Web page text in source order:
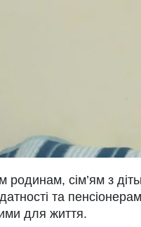
родинам, сім’ям з
та
для життя.